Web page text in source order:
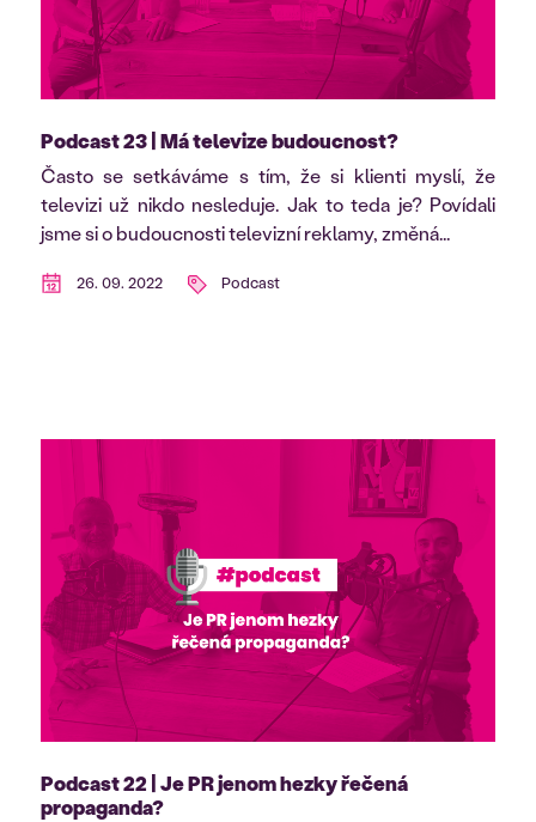
Podcast 23 | Má televize budoucnost?
Často se setkáváme s tím, že si klienti myslí, že
televizi už nikdo nesleduje. Jak to teda je? Povídali
jsme si o budoucnosti televizní reklamy, změná...
26. 09. 2022 Podcast
Podcast 22 | Je PR jenom hezky řečená
propaganda?